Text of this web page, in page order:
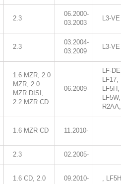
2.3
06.2000-
03.2003
L3-VE
2.3
03.2004-
03.2009
L3-VE
1.6 MZR, 2.0
MZR, 2.0
MZR DISI,
2.2 MZR CD
06.2009-
LF-
LF17,
LF5H,
LF5W,
1.6 MZR CD 11.2010-
2.3 02.2005-
1.6 CD, 2.0 09.2010- , LF5H